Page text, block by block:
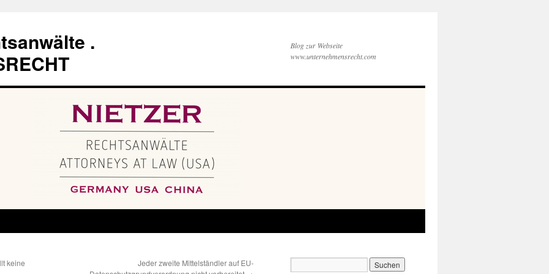
.
Blog zur Webseite
www.unternehmensrecht.com
keine
Jeder zweite Mittelständler auf EU-